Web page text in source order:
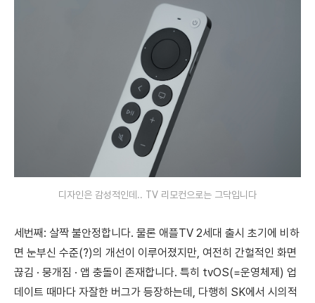
디자인은 감성적인데.. TV 리모컨으로는 그닥입니다
세번째: 살짝 불안정합니다. 물론 애플TV 2세대 출시 초기에 비하
면 눈부신 수준(?)의 개선이 이루어졌지만, 여전히 간헐적인 화면
끊김 · 뭉개짐 · 앱 충돌이 존재합니다. 특히 tvOS(=운영체제) 업
데이트 때마다 자잘한 버그가 등장하는데, 다행히 SK에서 시의적